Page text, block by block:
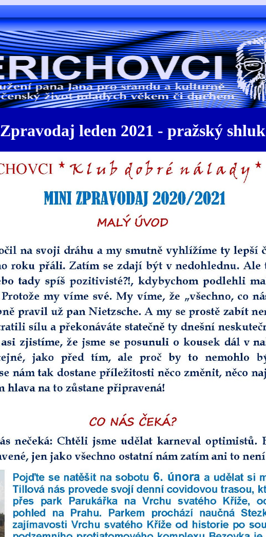
Zpravodaj leden 2021 - pražský shluk